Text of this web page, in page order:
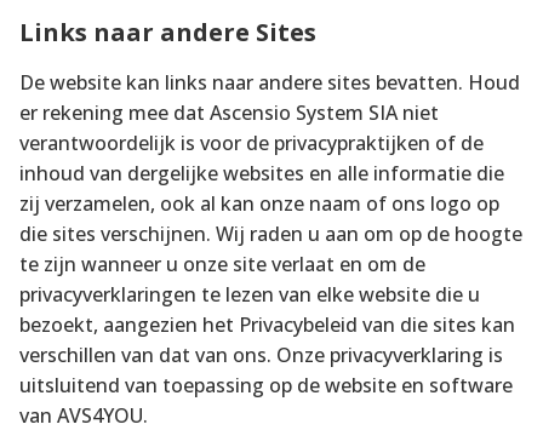
Links naar andere Sites
De website kan links naar andere sites bevatten. Houd
er rekening mee dat Ascensio System SIA niet
verantwoordelijk is voor de privacypraktijken of de
inhoud van dergelijke websites en alle informatie die
zij verzamelen, ook al kan onze naam of ons logo op
die sites verschijnen. Wij raden u aan om op de hoogte
te zijn wanneer u onze site verlaat en om de
privacyverklaringen te lezen van elke website die u
bezoekt, aangezien het Privacybeleid van die sites kan
verschillen van dat van ons. Onze privacyverklaring is
uitsluitend van toepassing op de website en software
van AVS4YOU.